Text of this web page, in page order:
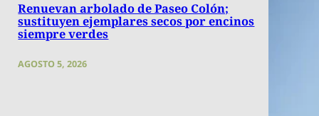
Renuevan arbolado de Paseo Colón;
sustituyen ejemplares secos por encinos
siempre verdes
AGOSTO 5, 2026